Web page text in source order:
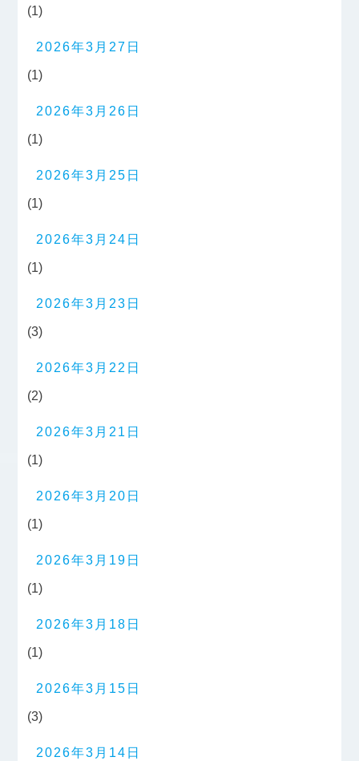
(1)
2026年3月27日
(1)
2026年3月26日
(1)
2026年3月25日
(1)
2026年3月24日
(1)
2026年3月23日
(3)
2026年3月22日
(2)
2026年3月21日
(1)
2026年3月20日
(1)
2026年3月19日
(1)
2026年3月18日
(1)
2026年3月15日
(3)
2026年3月14日